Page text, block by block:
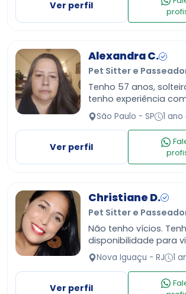
Ver perfil
Alexandra C.
Pet Sitter e
Tenho 57 anos,
tenho experiência
acompanhante de
pet, também sei fazer
casa!
São Paulo - SP 1 ano
Ver perfil
Christiane D.
Pet Sitter e
Não tenho vícios.
disponibilidade para
Nova Iguaçu - RJ 1
Ver perfil